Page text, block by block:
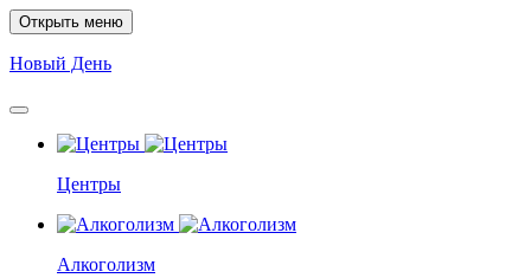
Открыть меню
Новый День
Центры
Алкоголизм